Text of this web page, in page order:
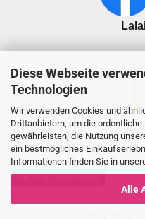
Diese Webseite
Technologien
Wir verwenden Cookies und
Drittanbietern, um die
gewährleisten, die Nutzung
ein bestmögliches
Informationen finden Sie in
Alle
Vertrag widerrufen